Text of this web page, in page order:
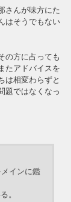
さんが味方にた
はそうでもない
の方に占っても
たアドバイスを
は相変わらずと
題ではなくなっ
インに鑑
。